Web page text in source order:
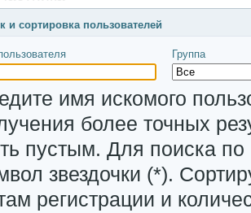
и сортировка пользователей
Группа
имя искомого
более точных
пустым. Для поиска по
звездочки (*).
регистрации и